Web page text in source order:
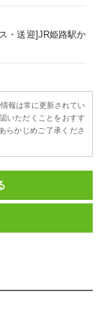
・送迎]JR姫路駅か
報は常に更新されてい
いただくことをおすす
らかじめご了承くださ